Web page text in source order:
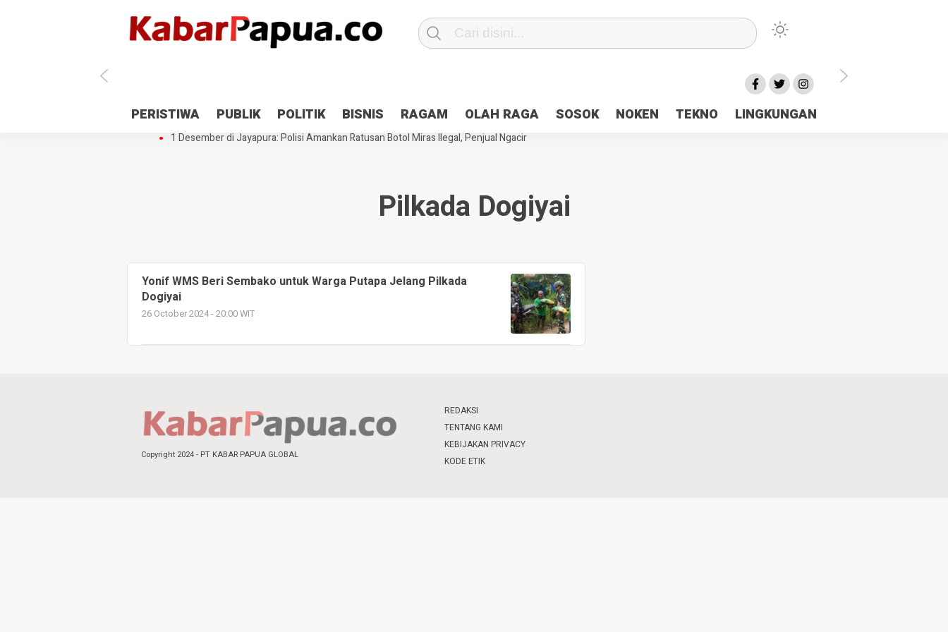
PERISTIWA PUBLIK POLITIK BISNIS RAGAM OLAH RAGA SOSOK NOKEN TEKNO LINGKUNGAN
Antisipasi 1 Desember, TNI Polri Patroli 2×24 jam di Kota Jayapura
Pesan Sejuk Polri di Deklarasi Pemilu Ceria Tanah Papua
Gedung Perpustakaan SMPN 5 Sentani Terbakar
Hibah Pilkada Jayapura Cair 10 Persen, Deposit Kas Daerah Rp23 Miliar Disorot
1 Desember di Jayapura: Polisi Amankan Ratusan Botol Miras Ilegal, Penjual Ngacir
Pilkada Dogiyai
Yonif WMS Beri Sembako untuk Warga Putapa Jelang Pilkada
Dogiyai
26 October 2024 - 20:00 WIT
Copyright 2024 - PT KABAR PAPUA GLOBAL
REDAKSI
TENTANG KAMI
KEBIJAKAN PRIVACY
KODE ETIK